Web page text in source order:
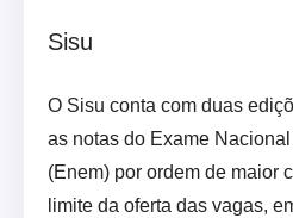
Sisu
O Sisu conta com duas
as notas do Exame
(Enem) por ordem de maior
limite da oferta das vagas,